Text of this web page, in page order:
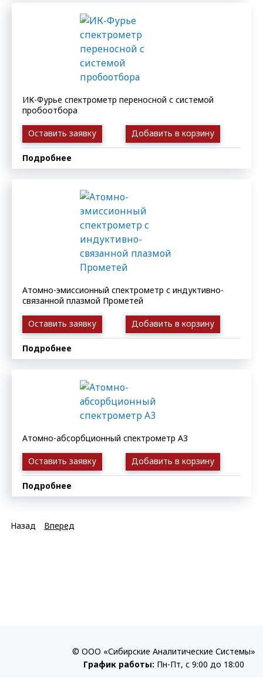
ИК-Фурье спектрометр переносной с системой
пробоотбора
Оставить заявку Добавить в корзину
Подробнее
Атомно-эмиссионный спектрометр с индуктивно-
связанной плазмой Прометей
Оставить заявку Добавить в корзину
Подробнее
Атомно-абсорбционный спектрометр A3
Оставить заявку Добавить в корзину
Подробнее
Назад Вперед
© ООО «Сибирские Аналитические Системы»
График работы: Пн-Пт, с 9:00 до 18:00